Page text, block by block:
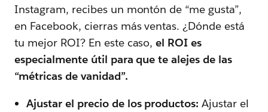
Instagram, recibes un montón de “me gusta”,
en Facebook, cierras más ventas. ¿Dónde está
tu mejor ROI? En este caso,el ROI es
especialmente útil para que te alejes de las
“métricas de vanidad”.
Ajustar el precio de los productos:Ajustar el